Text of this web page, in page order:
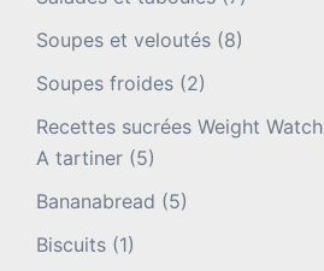
Soupes et veloutés (8)
Soupes froides (2)
Recettes sucrées Weight
A tartiner (5)
Bananabread (5)
Biscuits (1)